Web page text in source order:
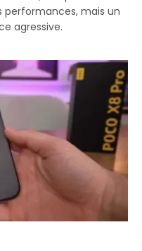
performances, mais un
agressive.